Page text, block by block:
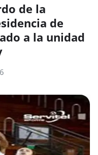
de la
de
a la unidad